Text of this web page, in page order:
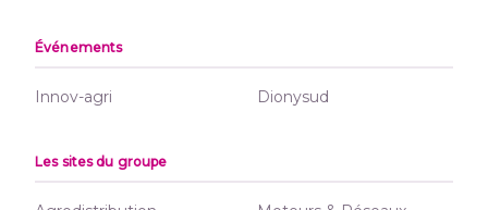
Événements
Innov-agri Dionysud
Les sites du groupe